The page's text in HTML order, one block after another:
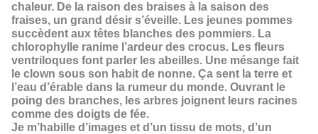
chaleur. De la raison des braises à la saison des
fraises, un grand désir s’éveille. Les jeunes pommes
succèdent aux têtes blanches des pommiers. La
chlorophylle ranime l’ardeur des crocus. Les fleurs
ventriloques font parler les abeilles. Une mésange fait
le clown sous son habit de nonne. Ça sent la terre et
l’eau d’érable dans la rumeur du monde. Ouvrant le
poing des branches, les arbres joignent leurs racines
comme des doigts de fée.
Je m’habille d’images et d’un tissu de mots, d’un